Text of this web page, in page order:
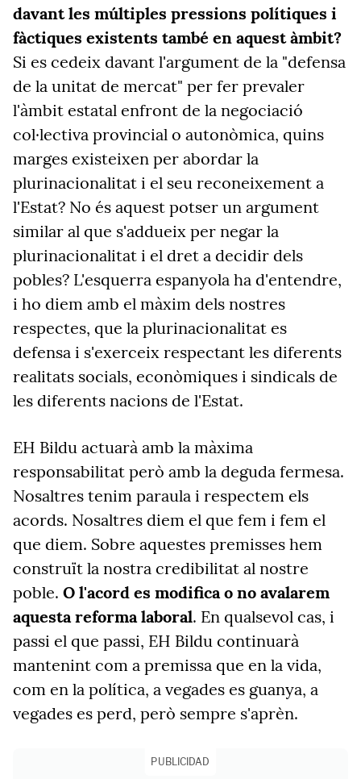
davant les múltiples pressions polítiques i
fàctiques existents també en aquest àmbit?
Si es cedeix davant l'argument de la "defensa
de la unitat de mercat" per fer prevaler
l'àmbit estatal enfront de la negociació
col·lectiva provincial o autonòmica, quins
marges existeixen per abordar la
plurinacionalitat i el seu reconeixement a
l'Estat? No és aquest potser un argument
similar al que s'addueix per negar la
plurinacionalitat i el dret a decidir dels
pobles? L'esquerra espanyola ha d'entendre,
i ho diem amb el màxim dels nostres
respectes, que la plurinacionalitat es
defensa i s'exerceix respectant les diferents
realitats socials, econòmiques i sindicals de
les diferents nacions de l'Estat.
EH Bildu actuarà amb la màxima
responsabilitat però amb la deguda fermesa.
Nosaltres tenim paraula i respectem els
acords. Nosaltres diem el que fem i fem el
que diem. Sobre aquestes premisses hem
construït la nostra credibilitat al nostre
poble. O l'acord es modifica o no avalarem
aquesta reforma laboral. En qualsevol cas, i
passi el que passi, EH Bildu continuarà
mantenint com a premissa que en la vida,
com en la política, a vegades es guanya, a
vegades es perd, però sempre s'aprèn.
PUBLICIDAD